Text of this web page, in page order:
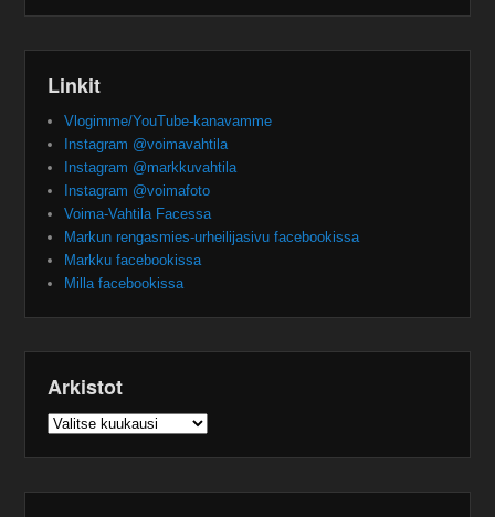
Linkit
Vlogimme/YouTube-kanavamme
Instagram @voimavahtila
Instagram @markkuvahtila
Instagram @voimafoto
Voima-Vahtila Facessa
Markun rengasmies-urheilijasivu facebookissa
Markku facebookissa
Milla facebookissa
Arkistot
Arkistot